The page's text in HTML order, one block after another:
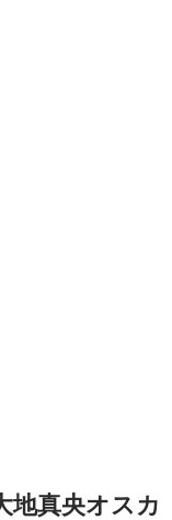
地真央オスカ